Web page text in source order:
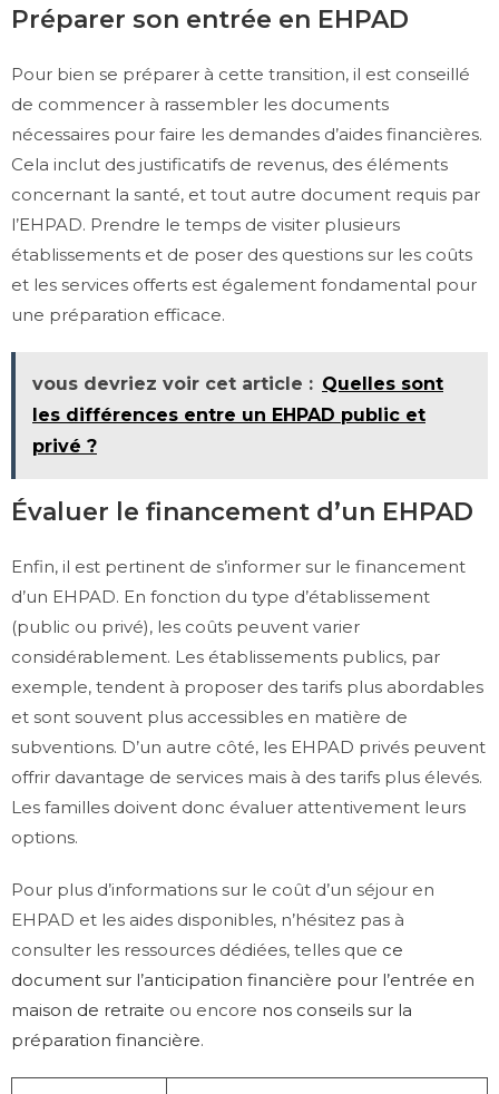
Préparer son entrée en EHPAD
Pour bien se préparer à cette transition, il est conseillé
de commencer à rassembler les documents
nécessaires pour faire les demandes d’aides financières.
Cela inclut des justificatifs de revenus, des éléments
concernant la santé, et tout autre document requis par
l’EHPAD. Prendre le temps de visiter plusieurs
établissements et de poser des questions sur les coûts
et les services offerts est également fondamental pour
une préparation efficace.
vous devriez voir cet article : Quelles sont
les différences entre un EHPAD public et
privé ?
Évaluer le financement d’un EHPAD
Enfin, il est pertinent de s’informer sur le financement
d’un EHPAD. En fonction du type d’établissement
(public ou privé), les coûts peuvent varier
considérablement. Les établissements publics, par
exemple, tendent à proposer des tarifs plus abordables
et sont souvent plus accessibles en matière de
subventions. D’un autre côté, les EHPAD privés peuvent
offrir davantage de services mais à des tarifs plus élevés.
Les familles doivent donc évaluer attentivement leurs
options.
Pour plus d’informations sur le coût d’un séjour en
EHPAD et les aides disponibles, n’hésitez pas à
consulter les ressources dédiées, telles que ce
document sur l’anticipation financière pour l’entrée en
maison de retraite ou encore nos conseils sur la
préparation financière.